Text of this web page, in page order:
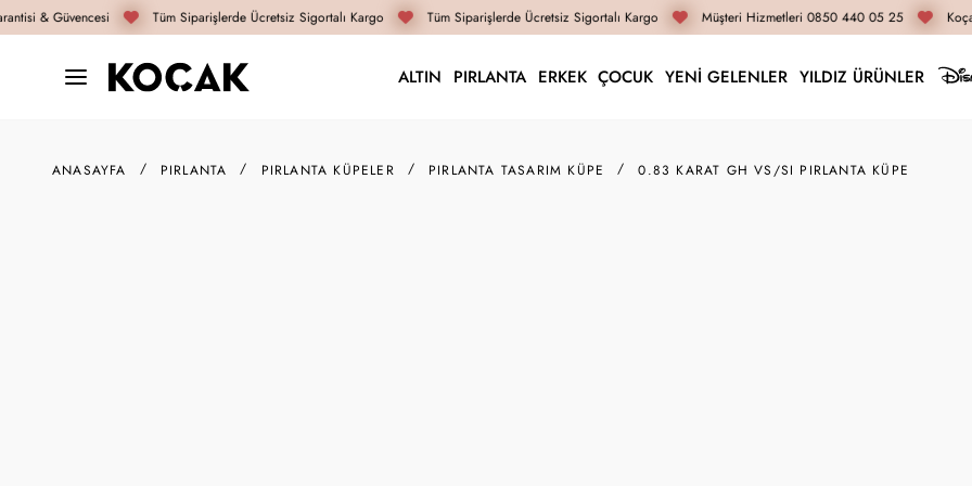
& Güvencesi Tüm Siparişlerde Ücretsiz Sigortalı Kargo Tüm Siparişlerde Ücretsiz Sigortalı Kargo Müşteri Hizmetleri 0850 440 05 25
ALTIN PIRLANTA ERKEK ÇOCUK YENİ GELENLER YILDIZ ÜRÜNLER
ANASAYFA PIRLANTA PIRLANTA KÜPELER PIRLANTA TASARIM KÜPE 0.83 KARAT GH VS/SI PIRLANTA KÜPE